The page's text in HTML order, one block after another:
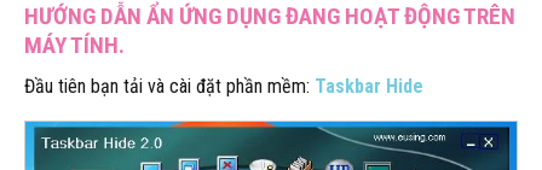
HƯỚNG DẪN ẨN ỨNG DỤNG ĐANG HOẠT ĐỘNG TRÊN
MÁY TÍNH.
Đầu tiên bạn tải và cài đặt phần mềm: Taskbar Hide